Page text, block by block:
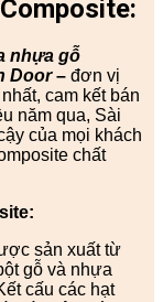
nhựa gỗ
Door– đơn vị
cam kết bán
năm qua, Sài
của mọi khách
chất
sản xuất từ
gỗ và nhựa
cấu các hạt